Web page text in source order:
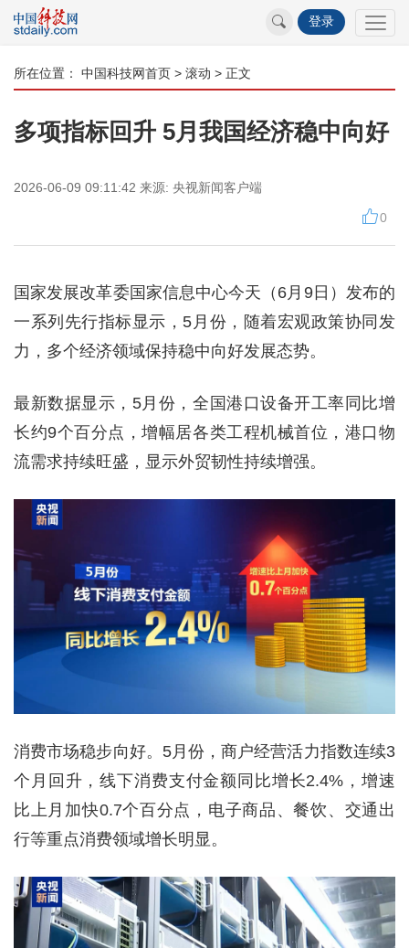
登录
所在位置： 中国科技网首页 > 滚动 > 正文
多项指标回升 5月我国经济稳中向好
2026-06-09 09:11:42 来源: 央视新闻客户端
0
国家发展改革委国家信息中心今天（6月9日）发布的
一系列先行指标显示，5月份，随着宏观政策协同发
力，多个经济领域保持稳中向好发展态势。
最新数据显示，5月份，全国港口设备开工率同比增
长约9个百分点，增幅居各类工程机械首位，港口物
流需求持续旺盛，显示外贸韧性持续增强。
消费市场稳步向好。5月份，商户经营活力指数连续3
个月回升，线下消费支付金额同比增长2.4%，增速
比上月加快0.7个百分点，电子商品、餐饮、交通出
行等重点消费领域增长明显。